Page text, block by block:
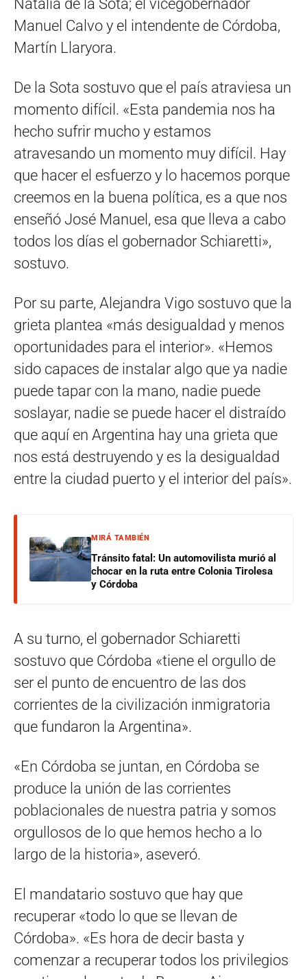
Natalia de la Sota; el vicegobernador
Manuel Calvo y el intendente de Córdoba,
Martín Llaryora.
De la Sota sostuvo que el país atraviesa un
momento difícil. «Esta pandemia nos ha
hecho sufrir mucho y estamos
atravesando un momento muy difícil. Hay
que hacer el esfuerzo y lo hacemos porque
creemos en la buena política, es a que nos
enseñó José Manuel, esa que lleva a cabo
todos los días el gobernador Schiaretti»,
sostuvo.
Por su parte, Alejandra Vigo sostuvo que la
grieta plantea «más desigualdad y menos
oportunidades para el interior». «Hemos
sido capaces de instalar algo que ya nadie
puede tapar con la mano, nadie puede
soslayar, nadie se puede hacer el distraído
que aquí en Argentina hay una grieta que
nos está destruyendo y es la desigualdad
entre la ciudad puerto y el interior del país».
MIRÁ TAMBIÉN
Tránsito fatal: Un automovilista murió al
chocar en la ruta entre Colonia Tirolesa
y Córdoba
A su turno, el gobernador Schiaretti
sostuvo que Córdoba «tiene el orgullo de
ser el punto de encuentro de las dos
corrientes de la civilización inmigratoria
que fundaron la Argentina».
«En Córdoba se juntan, en Córdoba se
produce la unión de las corrientes
poblacionales de nuestra patria y somos
orgullosos de lo que hemos hecho a lo
largo de la historia», aseveró.
El mandatario sostuvo que hay que
recuperar «todo lo que se llevan de
Córdoba». «Es hora de decir basta y
comenzar a recuperar todos los privilegios